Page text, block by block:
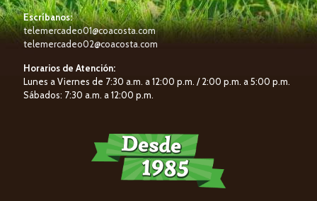
Escríbanos:
telemercadeo01@coacosta.com
telemercadeo02@coacosta.com
Horarios de Atención:
Lunes a Viernes de 7:30 a.m. a 12:00 p.m. / 2:00 p.m. a 5:00 p.m.
Sábados: 7:30 a.m. a 12:00 p.m.